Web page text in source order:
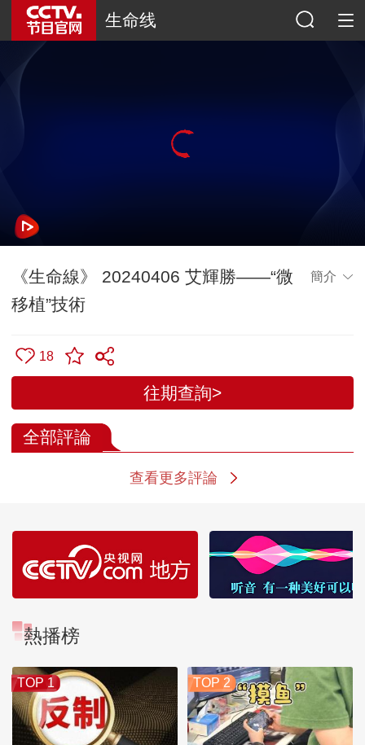
生命线
《生命線》 20240406 艾輝勝——“微
移植”技術
簡介
18
往期查詢>
全部評論
查看更多評論
熱播榜
TOP 1 TOP 2